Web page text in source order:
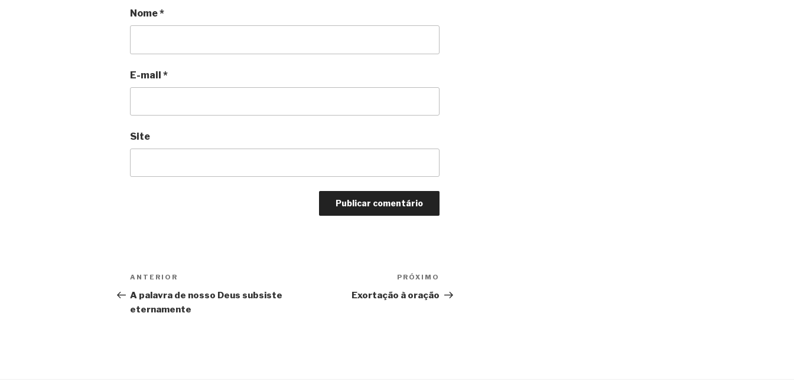
Nome*
E-mail *
Site
Navegação
de
Post
Post
anterior
ANTERIOR
A palavra de nosso Deus subsiste
eternamente
post
PRÓXIMO
Exortação à oração